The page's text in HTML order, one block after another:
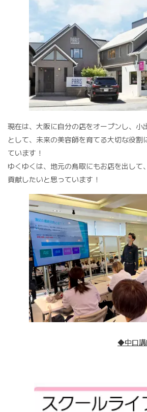
現在は、大阪に自分の店をオープンし、小
として、未来の美容師を育てる大切な役割
ています！
ゆくゆくは、地元の鳥取にもお店を出して
貢献したいと思っています！
◆中口講